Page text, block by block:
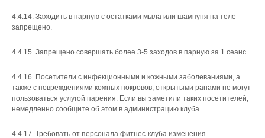
4.4.14. Заходить в парную с остатками мыла или шампуня на теле
запрещено.
4.4.15. Запрещено совершать более 3-5 заходов в парную за 1 сеанс.
4.4.16. Посетители с инфекционными и кожными заболеваниями, а
также с повреждениями кожных покровов, открытыми ранами не могут
пользоваться услугой парения. Если вы заметили таких посетителей,
немедленно сообщите об этом в администрацию клуба.
4.4.17. Требовать от персонала фитнес-клуба изменения